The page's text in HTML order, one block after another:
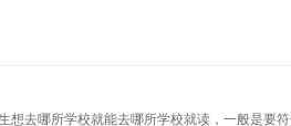
去哪所学校就能去哪所学校就读，一般是要